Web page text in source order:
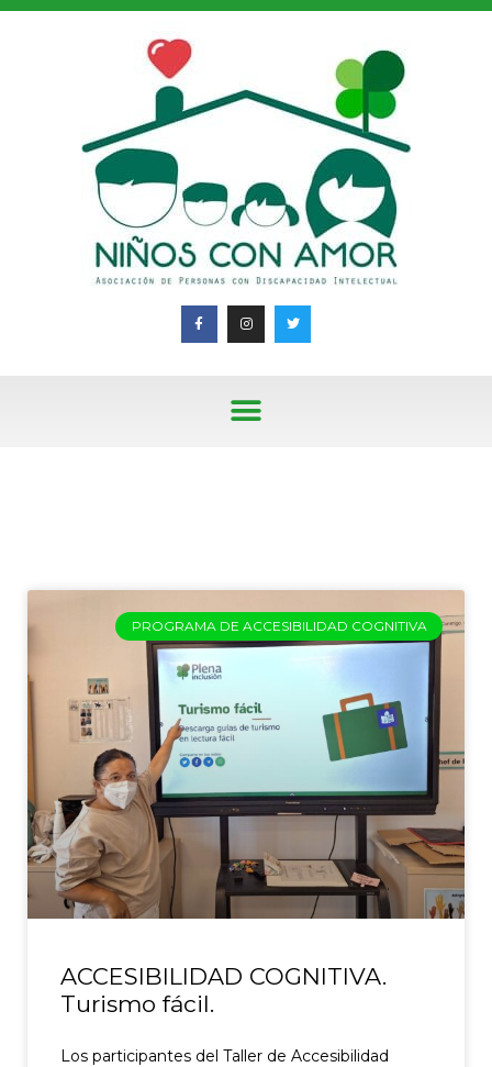
PROGRAMA DE ACCESIBILIDAD COGNITIVA
ACCESIBILIDAD COGNITIVA.
Turismo fácil.
Los participantes del Taller de Accesibilidad